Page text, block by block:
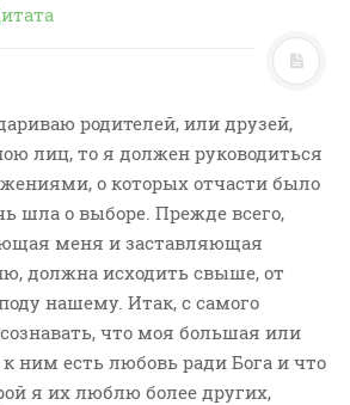
родителей, или друзей,
лиц, то я должен руководиться
о которых отчасти было
шла о выборе. Прежде всего,
меня и заставляющая
должна исходить свыше, от
нашему. Итак, с самого
что моя большая или
ним есть любовь ради Бога и что
я их люблю более других,